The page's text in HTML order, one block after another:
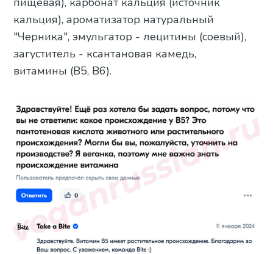
кальция), ароматизатор натуральный
"Черника", эмульгатор - лецитины (соевый),
загуститель - ксантановая камедь,
витамины (В5, В6).